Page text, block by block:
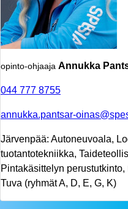
opinto-ohjaaja Annukka
044 777 8755
annukka.pantsar-
Järvenpää: Autoneuvoala,
tuotantotekniikka,
Pintakäsittelyn
Tuva (ryhmät A, D, E, G, K)